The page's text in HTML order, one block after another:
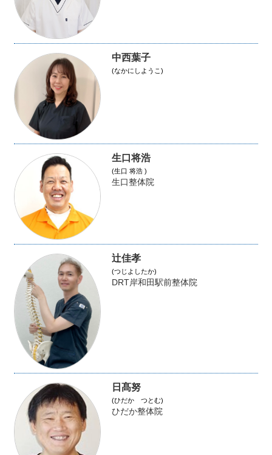
中西葉子
(なかにしようこ)
生口将浩
(生口 将浩 )
生口整体院
辻佳孝
(つじよしたか)
DRT岸和田駅前整体院
日髙努
(ひだか つとむ)
ひだか整体院